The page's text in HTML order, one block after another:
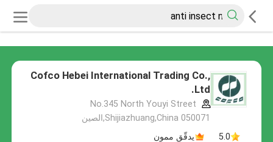
Cofco Hebei International Trading Co.,
Ltd.
No.345 North Youyi Street
Shijiazhuang,China 050071,الصين
5.0
يدقّق ممون